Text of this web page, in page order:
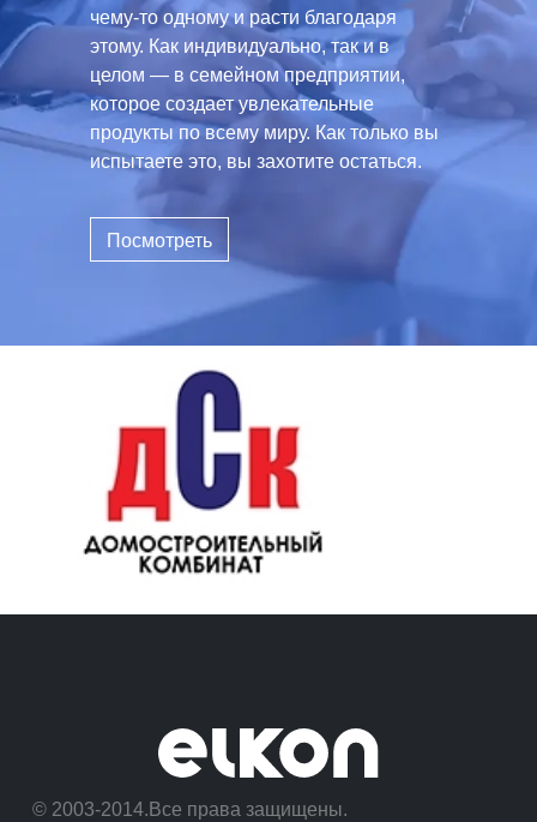
чему-то одному и расти благодаря
этому. Как индивидуально, так и в
целом — в семейном предприятии,
которое создает увлекательные
продукты по всему миру. Как только вы
испытаете это, вы захотите остаться.
Посмотреть
© 2003-2014.Все права защищены.